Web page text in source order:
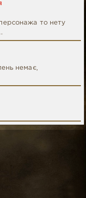
то нету
немає,